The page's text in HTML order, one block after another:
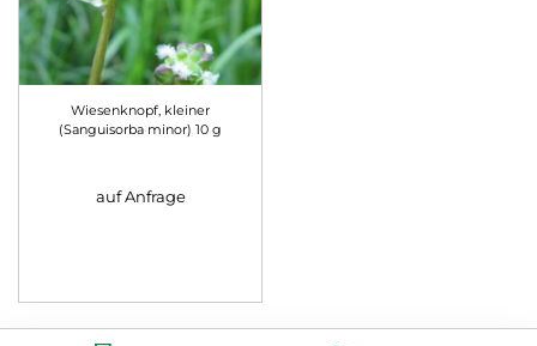
Wiesenknopf, kleiner
(Sanguisorba minor) 10 g
auf Anfrage